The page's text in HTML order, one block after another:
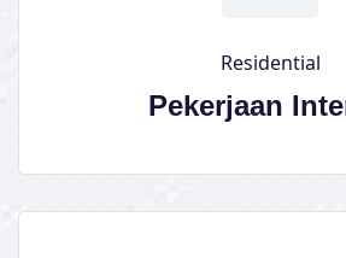
Residential
Pekerjaan